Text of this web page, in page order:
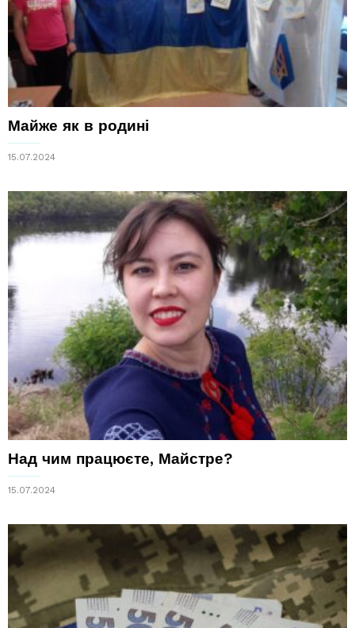
Майже як в родині
15.07.2024
Над чим працюєте, Майстре?
15.07.2024